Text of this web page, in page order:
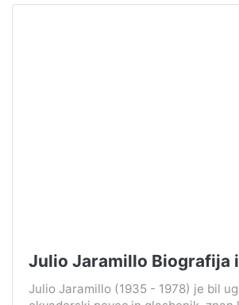
Julio Jaramillo Biografija
Julio Jaramillo (1935 - 1978) je bil